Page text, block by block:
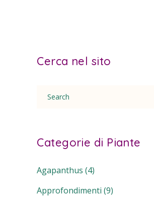
Cerca nel sito
for:
Categorie di Piante
Agapanthus (4)
Approfondimenti (9)